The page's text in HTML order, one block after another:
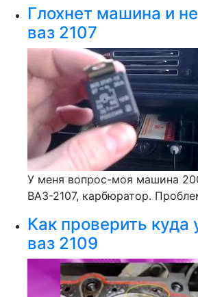
Глохнет машина и
ваз 2107
У меня вопрос-моя машина
ВАЗ-2107, карбюратор.
Как проверить куда
ваз 2109